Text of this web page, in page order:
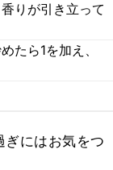
りが引き立って
たら1を加え、
ぎにはお気をつ